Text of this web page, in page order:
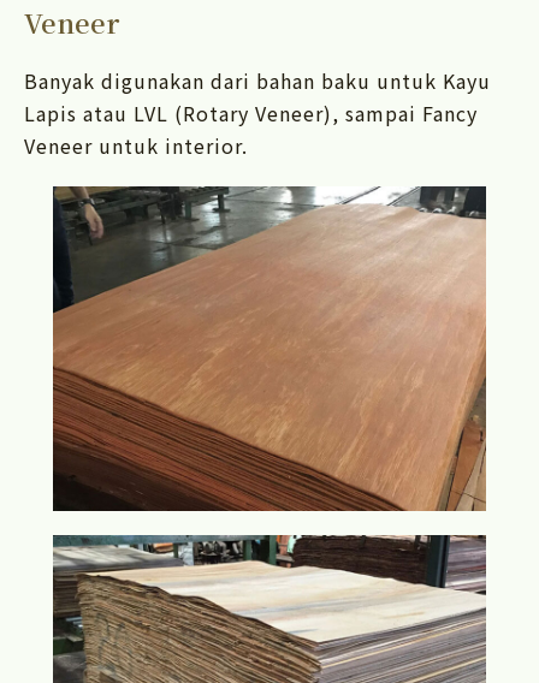
Veneer
Banyak digunakan dari bahan baku untuk Kayu
Lapis atau LVL (Rotary Veneer), sampai Fancy
Veneer untuk interior.